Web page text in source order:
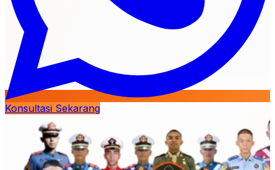
Konsultasi Sekarang